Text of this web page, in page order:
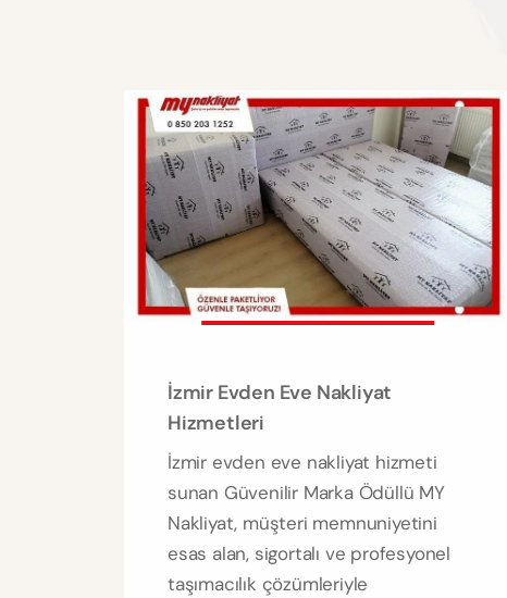
İzmir Evden Eve Nakliyat
Hizmetleri
İzmir evden eve nakliyat hizmeti
sunan Güvenilir Marka Ödüllü MY
Nakliyat, müşteri memnuniyetini
esas alan, sigortalı ve profesyonel
taşımacılık çözümleriyle